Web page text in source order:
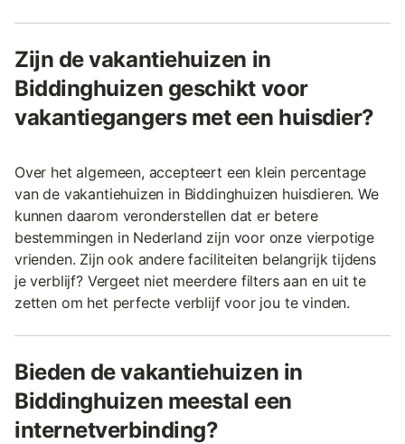
Zijn de vakantiehuizen in
Biddinghuizen geschikt voor
vakantiegangers met een huisdier?
Over het algemeen, accepteert een klein percentage
van de vakantiehuizen in Biddinghuizen huisdieren. We
kunnen daarom veronderstellen dat er betere
bestemmingen in Nederland zijn voor onze vierpotige
vrienden. Zijn ook andere faciliteiten belangrijk tijdens
je verblijf? Vergeet niet meerdere filters aan en uit te
zetten om het perfecte verblijf voor jou te vinden.
Bieden de vakantiehuizen in
Biddinghuizen meestal een
internetverbinding?